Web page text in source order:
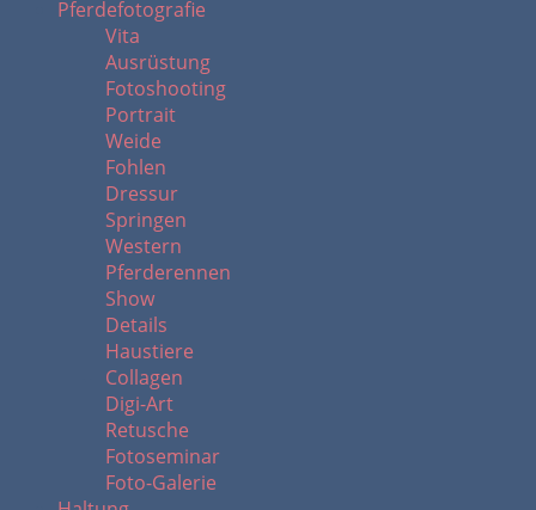
Pferdefotografie
Vita
Ausrüstung
Fotoshooting
Portrait
Weide
Fohlen
Dressur
Springen
Western
Pferderennen
Show
Details
Haustiere
Collagen
Digi-Art
Retusche
Fotoseminar
Foto-Galerie